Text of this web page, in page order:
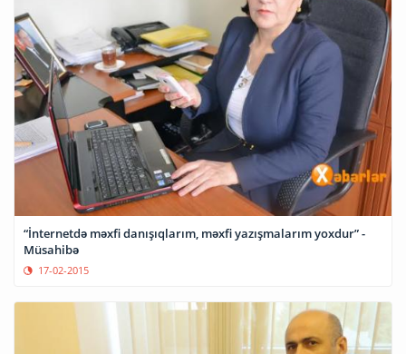
“İnternetdə məxfi danışıqlarım, məxfi yazışmalarım yoxdur” -
Müsahibə
17-02-2015